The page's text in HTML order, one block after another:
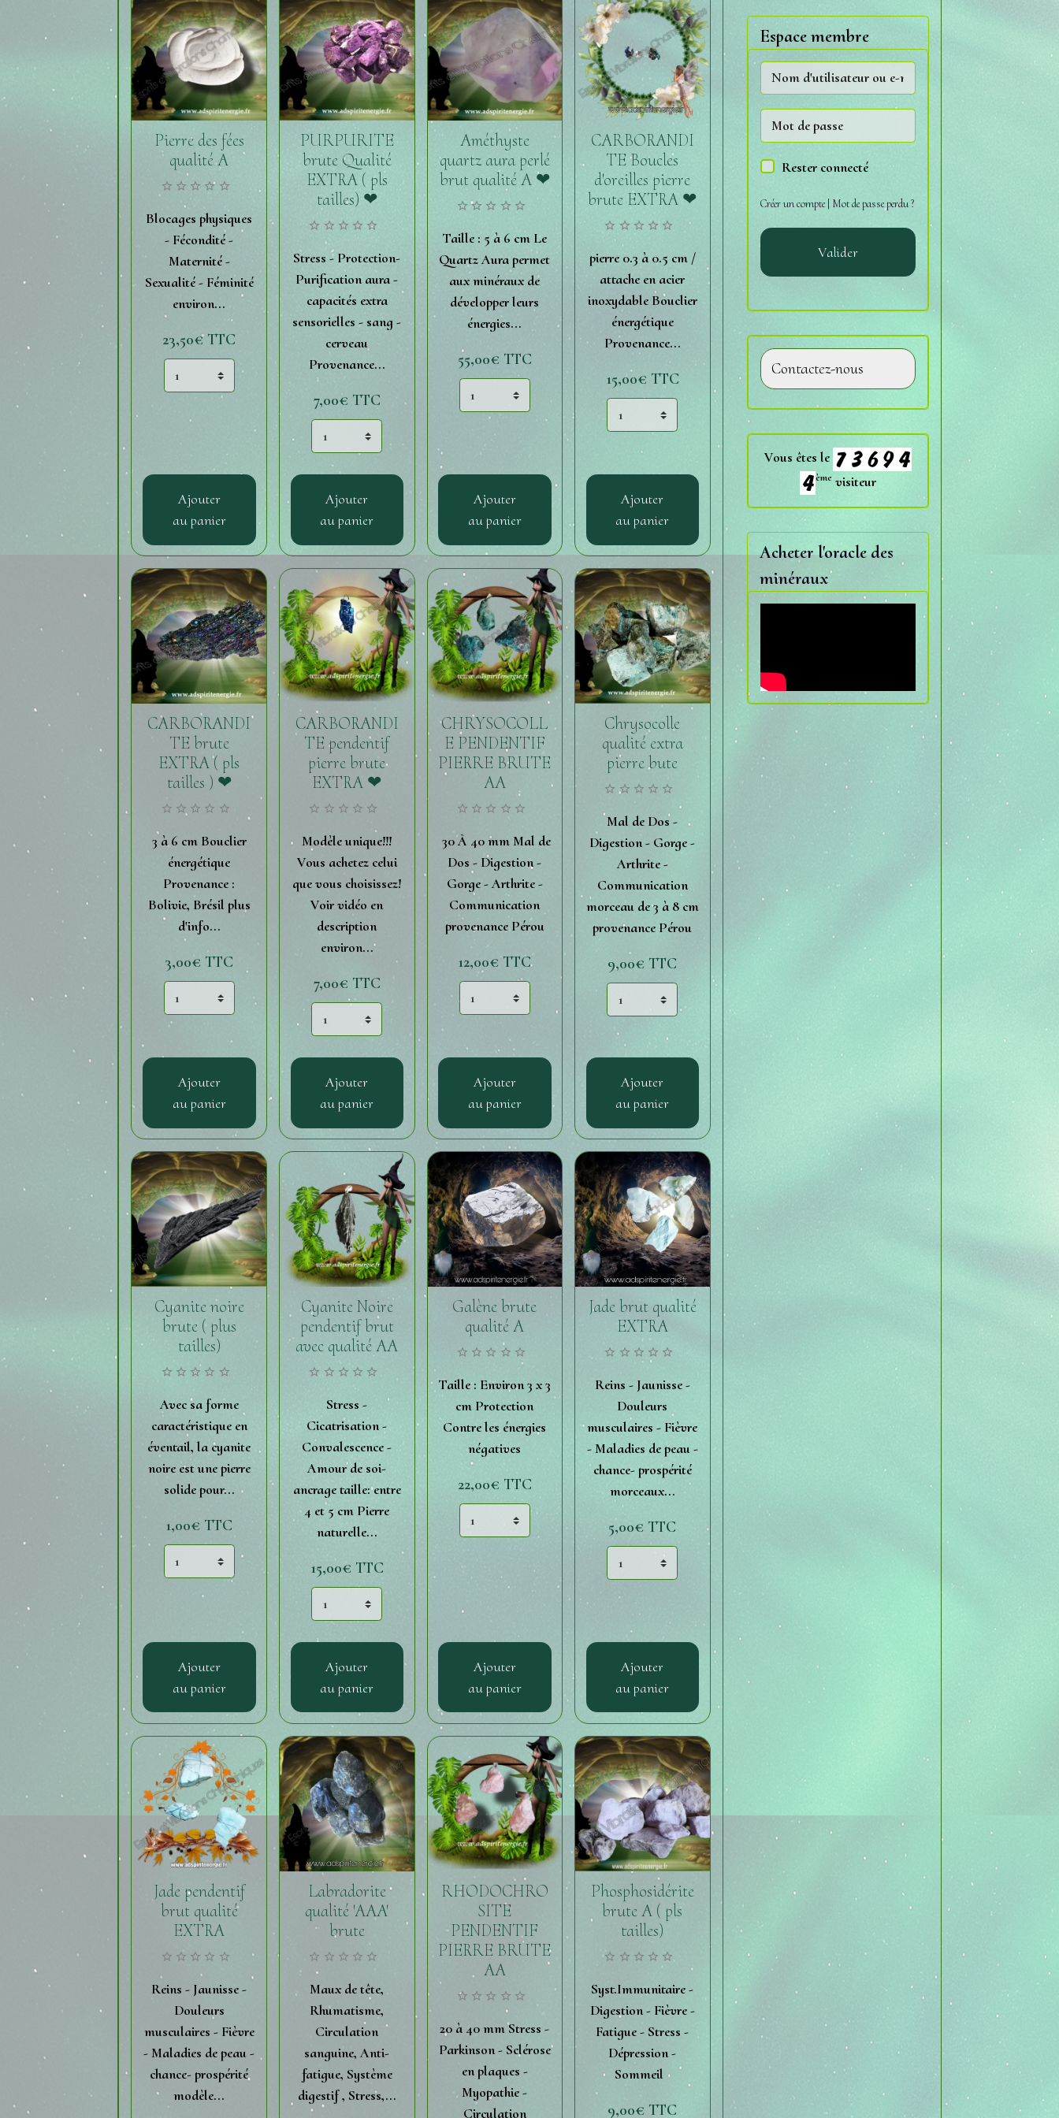
Pierre des fées
qualité A
Blocages physiques
- Fécondité -
Maternité -
Sexualité - Féminité
environ...
23,50€ TTC
Ajouter
au panier
PURPURITE
brute Qualité
EXTRA ( pls
tailles) ❤
Stress - Protection-
Purification aura -
capacités extra
sensorielles - sang -
cerveau
Provenance...
7,00€ TTC
Ajouter
au panier
Améthyste
quartz aura perlé
brut qualité A ❤
Taille : 5 à 6 cm Le
Quartz Aura permet
aux minéraux de
développer leurs
énergies...
55,00€ TTC
Ajouter
au panier
CARBORANDI
TE Boucles
d'oreilles pierre
brute EXTRA ❤
pierre 0.3 à 0.5 cm /
attache en acier
inoxydable Bouclier
énergétique
Provenance...
15,00€ TTC
Ajouter
au panier
CARBORANDI
TE brute
EXTRA ( pls
tailles ) ❤
3 à 6 cm Bouclier
énergétique
Provenance :
Bolivie, Brésil plus
d'info...
3,00€ TTC
Ajouter
au panier
CARBORANDI
TE pendentif
pierre brute
EXTRA ❤
Modèle unique!!!
Vous achetez celui
que vous choisissez!
Voir vidéo en
description
environ...
7,00€ TTC
Ajouter
au panier
CHRYSOCOLL
E PENDENTIF
PIERRE BRUTE
AA
30 À 40 mm Mal de
Dos - Digestion -
Gorge - Arthrite -
Communication
provenance Pérou
12,00€ TTC
Ajouter
au panier
Chrysocolle
qualité extra
pierre bute
Mal de Dos -
Digestion - Gorge -
Arthrite -
Communication
morceau de 3 à 8 cm
provenance Pérou
9,00€ TTC
Ajouter
au panier
Cyanite noire
brute ( plus
tailles)
Avec sa forme
caractéristique en
éventail, la cyanite
noire est une pierre
solide pour...
1,00€ TTC
Ajouter
au panier
Cyanite Noire
pendentif brut
avec qualité AA
Stress -
Cicatrisation -
Convalescence -
Amour de soi-
ancrage taille: entre
4 et 5 cm Pierre
naturelle...
15,00€ TTC
Ajouter
au panier
Galène brute
qualité A
Taille : Environ 3 x 3
cm Protection
Contre les énergies
négatives
22,00€ TTC
Ajouter
au panier
Jade brut qualité
EXTRA
Reins - Jaunisse -
Douleurs
musculaires - Fièvre
- Maladies de peau -
chance- prospérité
morceaux...
5,00€ TTC
Ajouter
au panier
Jade pendentif
brut qualité
EXTRA
Reins - Jaunisse -
Douleurs
musculaires - Fièvre
- Maladies de peau -
chance- prospérité
modèle...
Labradorite
qualité 'AAA'
brute
Maux de tête,
Rhumatisme,
Circulation
sanguine, Anti-
fatigue, Système
digestif , Stress,...
RHODOCHRO
SITE
PENDENTIF
PIERRE BRUTE
AA
20 à 40 mm Stress -
Parkinson - Sclérose
en plaques -
Myopathie -
Circulation
Phosphosidérite
brute A ( pls
tailles)
Syst.Immunitaire -
Digestion - Fièvre -
Fatigue - Stress -
Dépression -
Sommeil
9,00€ TTC
Espace membre
Rester connecté
Créer un compte| Mot de passe perdu ?
Valider
Contactez-nous
Vous êtes le
ème visiteur
Acheter l'oracle des
minéraux